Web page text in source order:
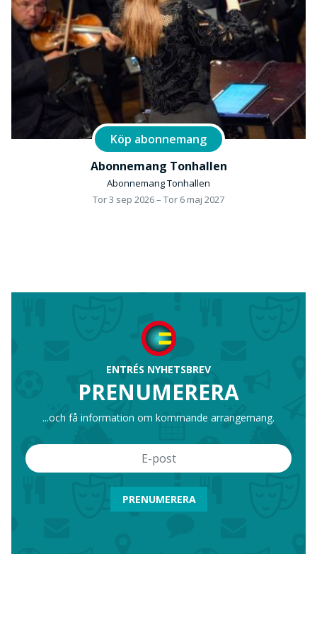
Köp abonnemang
Abonnemang Tonhallen
Abonnemang Tonhallen
Tor 3 sep 2026 – Tor 6 maj 2027
ENTRÉS NYHETSBREV
PRENUMERERA
...och få information om kommande arrangemang.
PRENUMERERA